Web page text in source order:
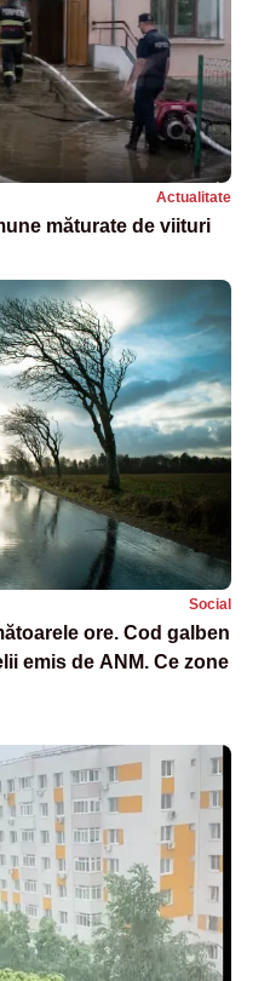
Actualitate
măturate de viituri
Social
ore. Cod galben
emis de ANM. Ce zone